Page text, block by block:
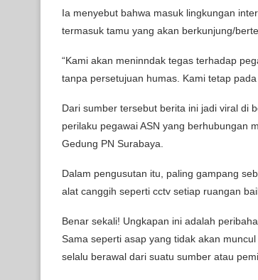
Ia menyebut bahwa masuk lingkungan
termasuk tamu yang akan berkunjung/
“Kami akan meninndak tegas terhadap
tanpa persetujuan humas. Kami tetap
Dari sumber tersebut berita ini jadi viral di
perilaku pegawai ASN yang berhubungan
Gedung PN Surabaya.
Dalam pengusutan itu, paling gampang
alat canggih seperti cctv setiap ruangan
Benar sekali! Ungkapan ini adalah
Sama seperti asap yang tidak akan
selalu berawal dari suatu sumber atau